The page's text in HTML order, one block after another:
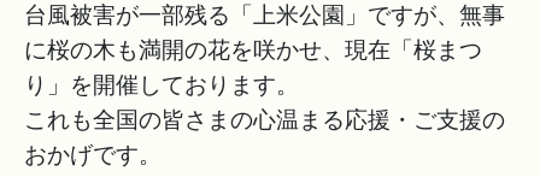
台風被害が一部残る「上米公園」ですが、無事
に桜の木も満開の花を咲かせ、現在「桜まつ
り」を開催しております。
これも全国の皆さまの心温まる応援・ご支援の
おかげです。